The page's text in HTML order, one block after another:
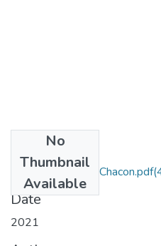
No
Thumbnail
Available
Proyecto Octavio Chacon.pdf
Date
2021